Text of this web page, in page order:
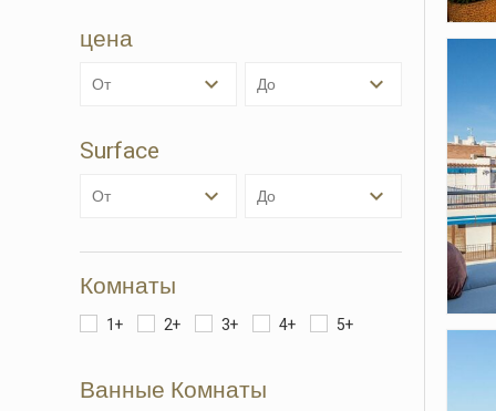
цена
от до
Surface
от до
Комнаты
1+ 2+ 3+ 4+ 5+
Ванные Комнаты
Этот
целью
их
диск,
Они
нам